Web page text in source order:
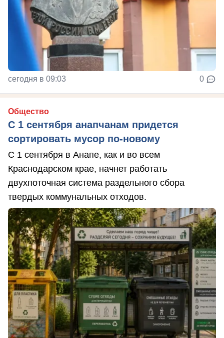
сегодня в 09:03 0
Общество
С 1 сентября анапчанам придется
сортировать мусор по-новому
С 1 сентября в Анапе, как и во всем
Краснодарском крае, начнет работать
двухпоточная система раздельного сбора
твердых коммунальных отходов.